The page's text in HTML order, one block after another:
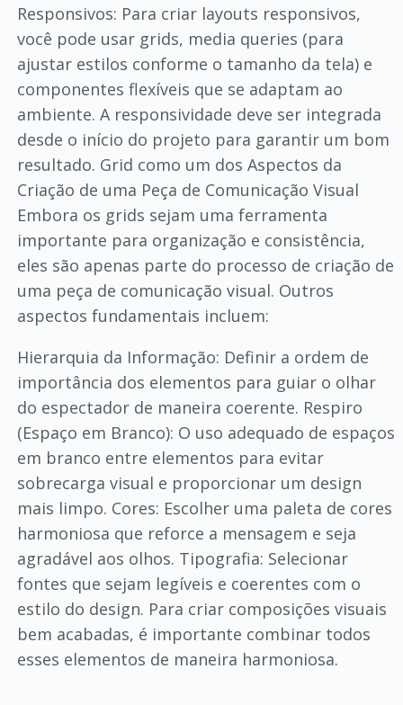
Responsivos: Para criar layouts responsivos,
você pode usar grids, media queries (para
ajustar estilos conforme o tamanho da tela) e
componentes flexíveis que se adaptam ao
ambiente. A responsividade deve ser integrada
desde o início do projeto para garantir um bom
resultado. Grid como um dos Aspectos da
Criação de uma Peça de Comunicação Visual
Embora os grids sejam uma ferramenta
importante para organização e consistência,
eles são apenas parte do processo de criação de
uma peça de comunicação visual. Outros
aspectos fundamentais incluem:
Hierarquia da Informação: Definir a ordem de
importância dos elementos para guiar o olhar
do espectador de maneira coerente. Respiro
(Espaço em Branco): O uso adequado de espaços
em branco entre elementos para evitar
sobrecarga visual e proporcionar um design
mais limpo. Cores: Escolher uma paleta de cores
harmoniosa que reforce a mensagem e seja
agradável aos olhos. Tipografia: Selecionar
fontes que sejam legíveis e coerentes com o
estilo do design. Para criar composições visuais
bem acabadas, é importante combinar todos
esses elementos de maneira harmoniosa.